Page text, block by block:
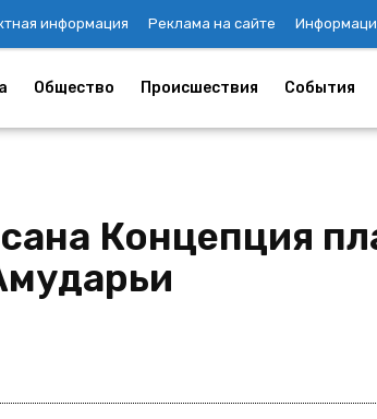
информация Реклама на сайте
Общество Происшествия События
Концепция